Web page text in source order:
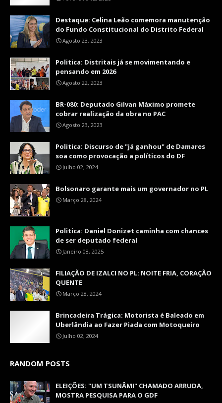
Destaque: Celina Leão comemora manutenção
do Fundo Constitucional do Distrito Federal
Agosto 23, 2023
Politica: Distritais já se movimentando e
pensando em 2026
Agosto 22, 2023
BR-080: Deputado Gilvan Máximo promete
cobrar realização da obra no PAC
Agosto 23, 2023
Politica: Discurso de "já ganhou" de Damares
soa como provocação a políticos do DF
Julho 02, 2024
Bolsonaro garante mais um governador no PL
Março 28, 2024
Politica: Daniel Donizet caminha com chances
de ser deputado federal
Janeiro 08, 2025
FILIAÇÃO DE IZALCI NO PL: NOITE FRIA, CORAÇÃO
QUENTE
Março 28, 2024
Brincadeira Trágica: Motorista é Baleado em
Uberlândia ao Fazer Piada com Motoqueiro
Julho 02, 2024
RANDOM POSTS
ELEIÇÕES: "UM TSUNÂMI" CHAMADO ARRUDA,
MOSTRA PESQUISA PARA O GDF